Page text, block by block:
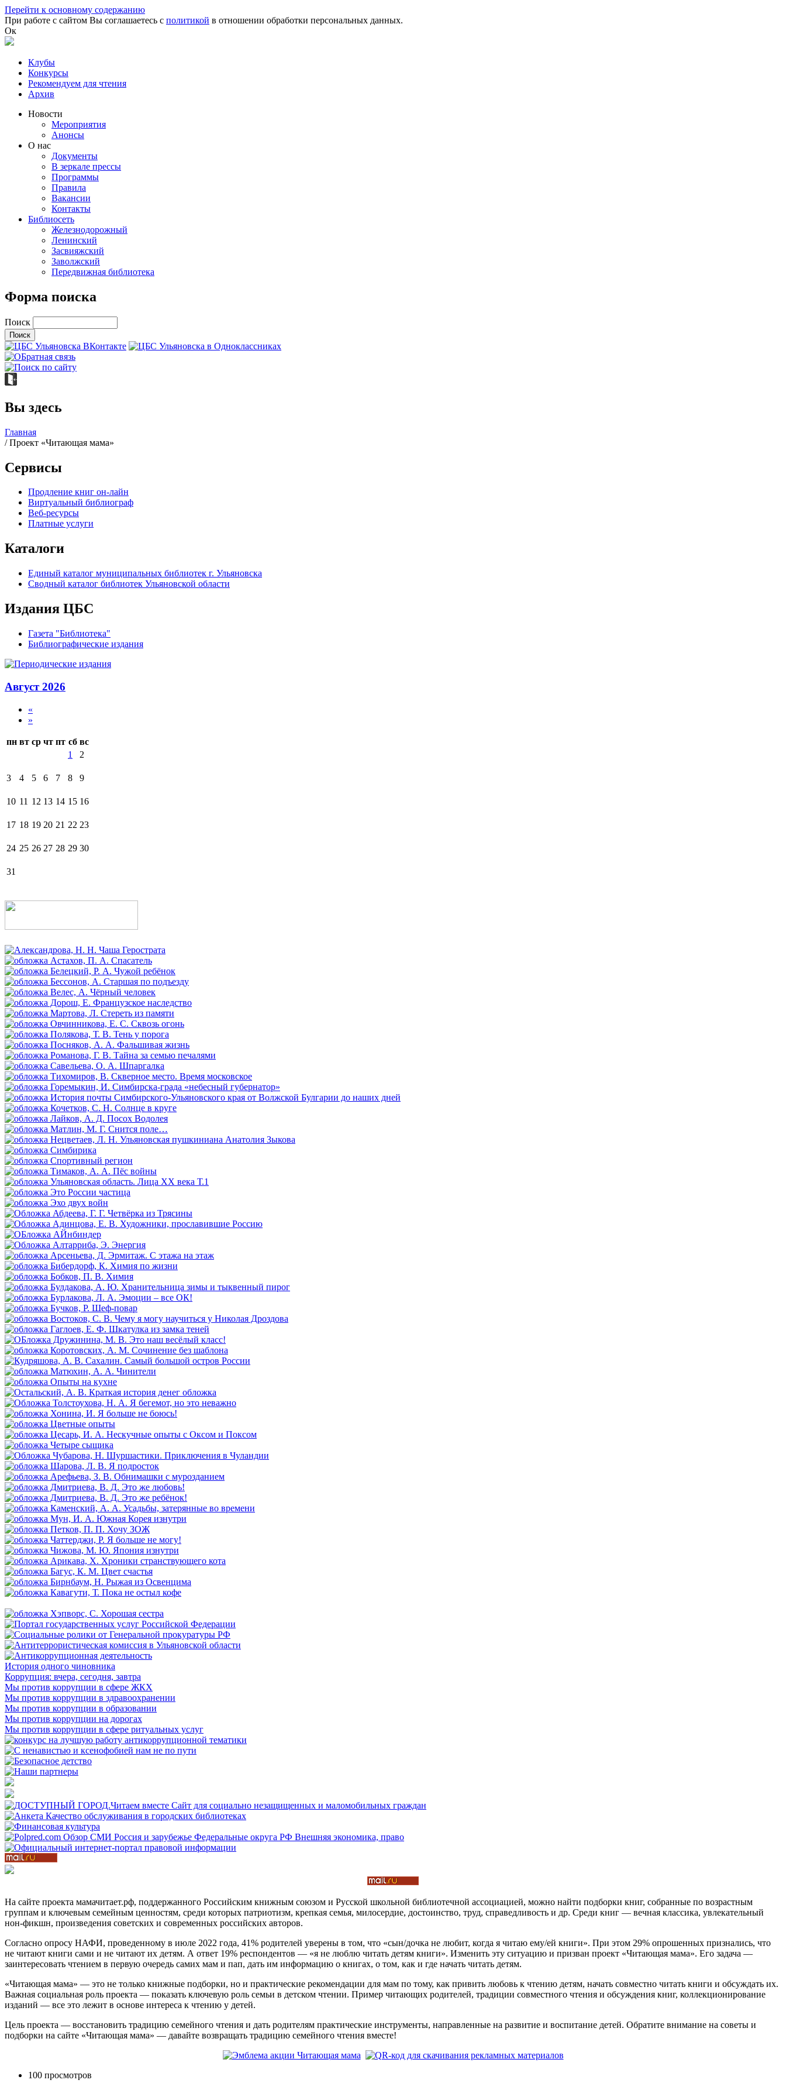
Перейти к основному содержанию
При работе с сайтом Вы соглашаетесь с политикой в отношении обработки персональных данных.
Ок
Клубы
Конкурсы
Рекомендуем для чтения
Архив
Новости
Мероприятия
Анонсы
О нас
Документы
В зеркале прессы
Программы
Правила
Вакансии
Контакты
Библиосеть
Железнодорожный
Ленинский
Засвияжский
Заволжский
Передвижная библиотека
Форма поиска
Поиск
Вы здесь
Главная
/ Проект «Читающая мама»
Сервисы
Продление книг он-лайн
Виртуальный библиограф
Веб-ресурсы
Платные услуги
Каталоги
Единый каталог муниципальных библиотек г. Ульяновска
Сводный каталог библиотек Ульяновской области
Издания ЦБС
Газета "Библиотека"
Библиографические издания
Август 2026
«
»
пн вт ср чт пт сб вс
1
2
3 4 5 6 7 8 9
10 11 12 13 14 15 16
17 18 19 20 21 22 23
24 25 26 27 28 29 30
31
История одного чиновника
Коррупция: вчера, сегодня, завтра
Мы против коррупции в сфере ЖКХ
Мы против коррупции в здравоохранении
Мы против коррупции в образовании
Мы против коррупции на дорогах
Мы против коррупции в сфере ритуальных услуг
На сайте проекта мамачитает.рф, поддержанного Российским книжным союзом и Русской школьной библиотечной ассоциацией, можно найти подборки книг, собранные по возрастным
группам и ключевым семейным ценностям, среди которых патриотизм, крепкая семья, милосердие, достоинство, труд, справедливость и др. Среди книг — вечная классика, увлекательный
нон-фикшн, произведения советских и современных российских авторов.
Согласно опросу НАФИ, проведенному в июле 2022 года, 41% родителей уверены в том, что «сын/дочка не любит, когда я читаю ему/ей книги». При этом 29% опрошенных признались, что
не читают книги сами и не читают их детям. А ответ 19% респондентов — «я не люблю читать детям книги». Изменить эту ситуацию и призван проект «Читающая мама». Его задача —
заинтересовать чтением в первую очередь самих мам и пап, дать им информацию о книгах, о том, как и где начать читать детям.
«Читающая мама» — это не только книжные подборки, но и практические рекомендации для мам по тому, как привить любовь к чтению детям, начать совместно читать книги и обсуждать их.
Важная социальная роль проекта — показать ключевую роль семьи в детском чтении. Пример читающих родителей, традиции совместного чтения и обсуждения книг, коллекционирование
изданий — все это лежит в основе интереса к чтению у детей.
Цель проекта — восстановить традицию семейного чтения и дать родителям практические инструменты, направленные на развитие и воспитание детей. Обратите внимание на советы и
подборки на сайте «Читающая мама» — давайте возвращать традицию семейного чтения вместе!
100 просмотров